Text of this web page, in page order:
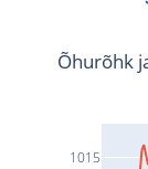
1015
Õhurõhk